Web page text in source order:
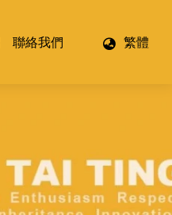
繁體
聯絡我們